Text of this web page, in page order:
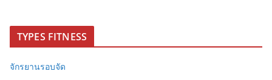
TYPES FITNESS
จักรยานรอบจัด